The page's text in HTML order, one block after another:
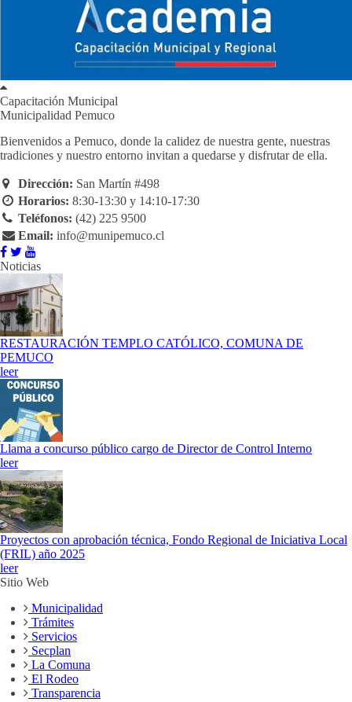
Capacitación Municipal
Municipalidad Pemuco
Bienvenidos a Pemuco, donde la calidez de nuestra gente, nuestras
tradiciones y nuestro entorno invitan a quedarse y disfrutar de ella.
Dirección: San Martín #498
Horarios: 8:30-13:30 y 14:10-17:30
Teléfonos: (42) 225 9500
Email: info@munipemuco.cl
Noticias
RESTAURACIÓN TEMPLO CATÓLICO, COMUNA DE
PEMUCO
leer
Llama a concurso público cargo de Director de Control Interno
leer
Proyectos con aprobación técnica, Fondo Regional de Iniciativa Local
(FRIL) año 2025
leer
Sitio Web
Municipalidad
Trámites
Servicios
Secplan
La Comuna
El Rodeo
Transparencia